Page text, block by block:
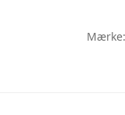
Mærke: